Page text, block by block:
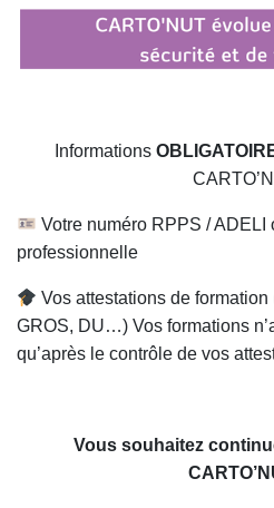
Informations
Votre numéro RPPS / ADELI
professionnelle
Vos attestations de
GROS, DU…) Vos formations
qu’après le contrôle de vos
Vous souhaitez